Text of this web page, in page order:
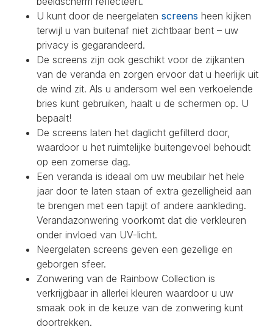
U kunt door de neergelaten screens heen kijken
terwijl u van buitenaf niet zichtbaar bent – uw
privacy is gegarandeerd.
De screens zijn ook geschikt voor de zijkanten
van de veranda en zorgen ervoor dat u heerlijk uit
de wind zit. Als u andersom wel een verkoelende
bries kunt gebruiken, haalt u de schermen op. U
bepaalt!
De screens laten het daglicht gefilterd door,
waardoor u het ruimtelijke buitengevoel behoudt
op een zomerse dag.
Een veranda is ideaal om uw meubilair het hele
jaar door te laten staan of extra gezelligheid aan
te brengen met een tapijt of andere aankleding.
Verandazonwering voorkomt dat die verkleuren
onder invloed van UV-licht.
Neergelaten screens geven een gezellige en
geborgen sfeer.
Zonwering van de Rainbow Collection is
verkrijgbaar in allerlei kleuren waardoor u uw
smaak ook in de keuze van de zonwering kunt
doortrekken.